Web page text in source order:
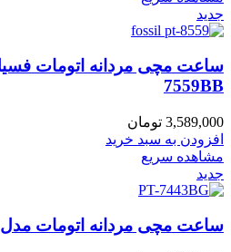
جدید
7559BB
3,589,000 تومان
افزودن به سبد خرید
مشاهده سریع
جدید
ساعت مچی مردانه اتومات مدل PT-7443BG